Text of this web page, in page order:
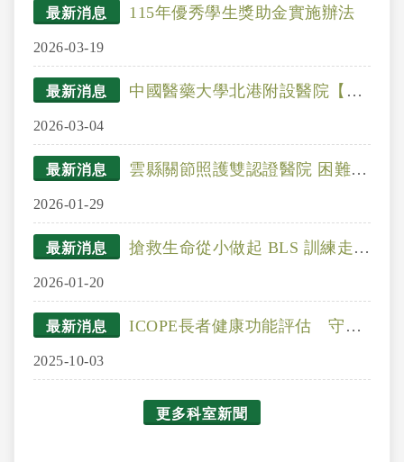
最新消息 115年優秀學生獎助金實施辦法
2026-03-19
最新消息 中國醫藥大學北港附設醫院【誠聘護理師】
2026-03-04
最新消息 雲縣關節照護雙認證醫院 困難脊椎手術再獲SNQ肯定
2026-01-29
最新消息 搶救生命從小做起 BLS 訓練走進雲林偏鄉小學
2026-01-20
最新消息 ICOPE長者健康功能評估 守護長輩、延緩失能
2025-10-03
更多科室新聞